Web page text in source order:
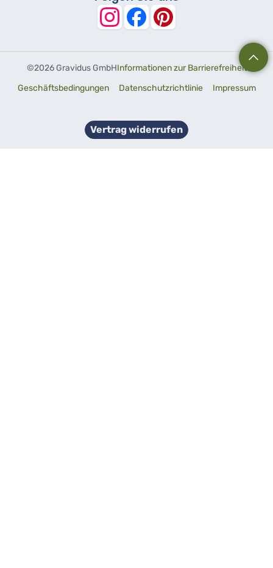
©2026 Gravidus GmbHInformationen zur Barrierefreiheit
Geschäftsbedingungen
Datenschutzrichtlinie Impressum
Vertrag widerrufen